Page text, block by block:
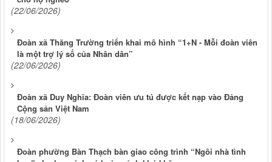
(22/06/2026)
Đoàn xã Thăng Trường triển khai mô hình “1+N - Mỗi đoàn viên
là một trợ lý số của Nhân dân”
(22/06/2026)
Đoàn xã Duy Nghĩa: Đoàn viên ưu tú được kết nạp vào Đảng
Cộng sản Việt Nam
(18/06/2026)
Đoàn phường Bàn Thạch bàn giao công trình “Ngôi nhà tình